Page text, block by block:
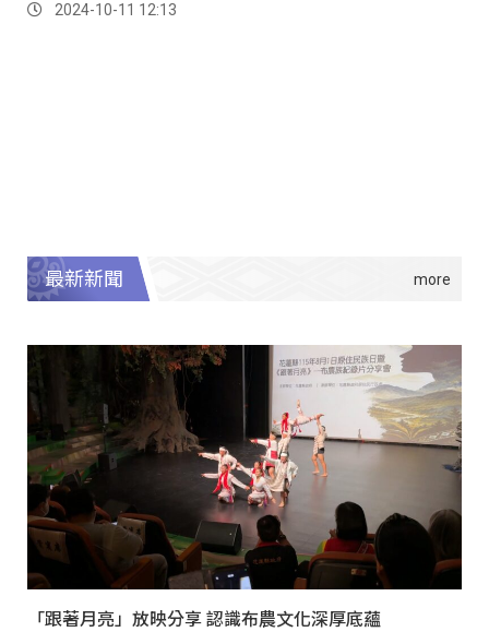
2024-10-11 12:13
最新新聞
「跟著月亮」放映分享 認識布農文化深厚底蘊